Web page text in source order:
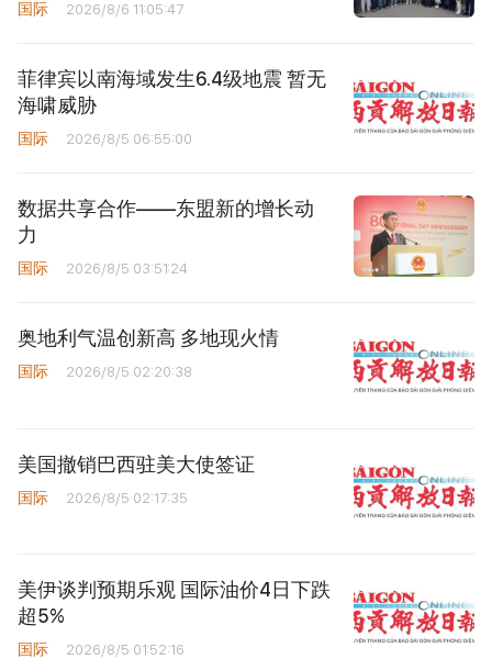
国际 2026/8/6 11:05:47
菲律宾以南海域发生6.4级地震 暂无
海啸威胁
国际 2026/8/5 06:55:00
数据共享合作——东盟新的增长动
力
国际 2026/8/5 03:51:24
奥地利气温创新高 多地现火情
国际 2026/8/5 02:20:38
美国撤销巴西驻美大使签证
国际 2026/8/5 02:17:35
美伊谈判预期乐观 国际油价4日下跌
超5%
国际 2026/8/5 01:52:16